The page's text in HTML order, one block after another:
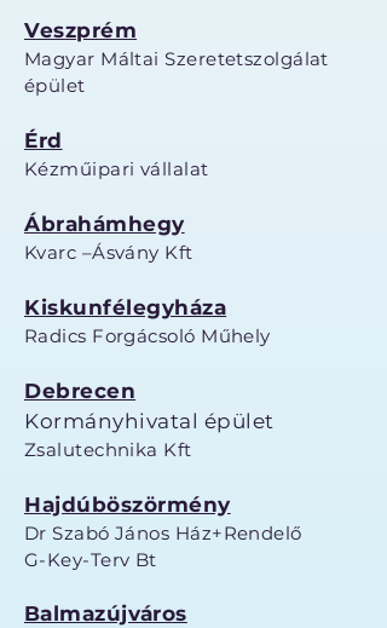
Veszprém
Magyar Máltai Szeretetszolgálat
épület
Érd
Kézműipari vállalat
Ábrahámhegy
Kvarc –Ásvány Kft
Kiskunfélegyháza
Radics Forgácsoló Műhely
Debrecen
Kormányhivatal épület
Zsalutechnika Kft
Hajdúböszörmény
Dr Szabó János Ház+Rendelő
G-Key-Terv Bt
Balmazújváros